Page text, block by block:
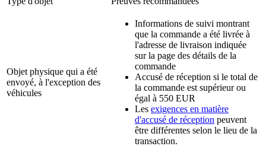
Objet physique qui a été
envoyé, à l'exception des
véhicules
Informations de suivi montrant
que la commande a été livrée à
l'adresse de livraison indiquée
sur la page des détails de la
commande
Accusé de réception si le total de
la commande est supérieur ou
égal à 550 EUR
Les exigences en matière
d'accusé de réception peuvent
être différentes selon le lieu de la
transaction.